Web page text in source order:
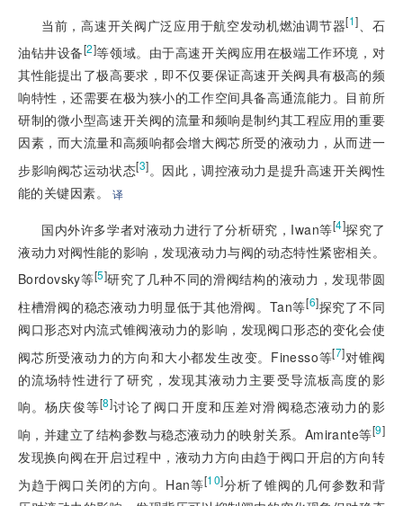
当前，高速开关阀广泛应用于航空发动机燃油调节器[1]
、石
油钻井设备[2]等领域。由于高速开关阀应用在极端工作环境，对
其性能提出了极高要求，即不仅要保证高速开关阀具有极高的频
响特性，还需要在极为狭小的工作空间具备高通流能力。目前所
研制的微小型高速开关阀的流量和频响是制约其工程应用的重要
因素，而大流量和高频响都会增大阀芯所受的液动力，从而进一
步影响阀芯运动状态[3]。因此，调控液动力是提升高速开关阀性
能的关键因素。译
国内外许多学者对液动力进行了分析研究，Iwan等[4]探究了
液动力对阀性能的影响，发现液动力与阀的动态特性紧密相关。
Bordovsky等[5]研究了几种不同的滑阀结构的液动力，发现带圆
柱槽滑阀的稳态液动力明显低于其他滑阀。Tan等[6]探究了不同
阀口形态对内流式锥阀液动力的影响，发现阀口形态的变化会使
阀芯所受液动力的方向和大小都发生改变。Finesso等[7]对锥阀
的流场特性进行了研究，发现其液动力主要受导流板高度的影
响。杨庆俊等[8]讨论了阀口开度和压差对滑阀稳态液动力的影
响，并建立了结构参数与稳态液动力的映射关系。Amirante等[9]
发现换向阀在开启过程中，液动力方向由趋于阀口开启的方向转
为趋于阀口关闭的方向。Han等[10]分析了锥阀的几何参数和背